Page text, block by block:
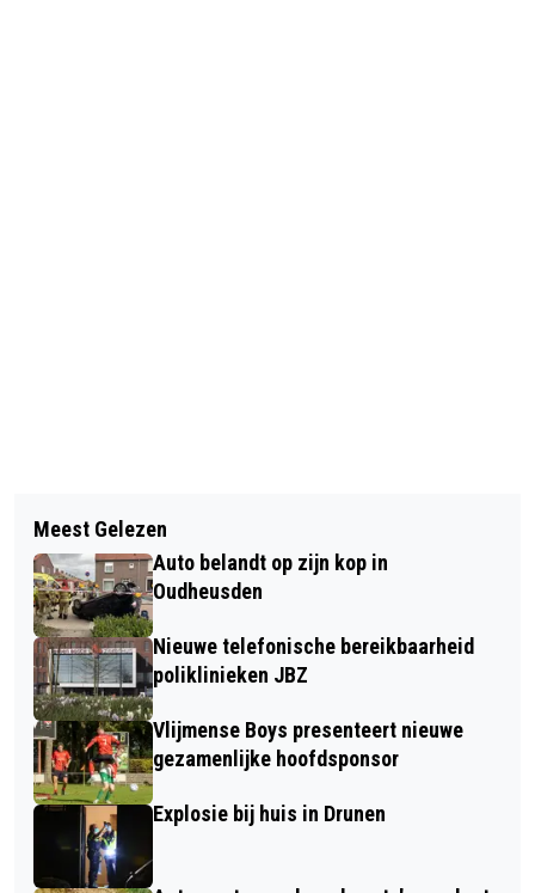
ALTIJD MOE? SOMS LIGT DE
OORZAAK DIEPER DAN JE DENKT
DE VLIEDBERG KIJKT OVER ZIJN
EIGEN GRENZEN!
Meest Gelezen
Auto belandt op zijn kop in
Oudheusden
Nieuwe telefonische bereikbaarheid
poliklinieken JBZ
Vlijmense Boys presenteert nieuwe
gezamenlijke hoofdsponsor
Explosie bij huis in Drunen